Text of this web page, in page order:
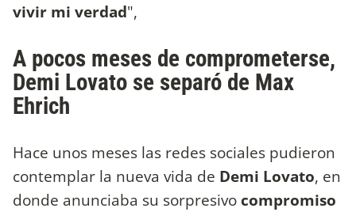
vivir mi verdad",
A pocos meses de comprometerse,
Demi Lovato se separó de Max
Ehrich
Hace unos meses las redes sociales pudieron
contemplar la nueva vida de Demi Lovato, en
donde anunciaba su sorpresivo compromiso